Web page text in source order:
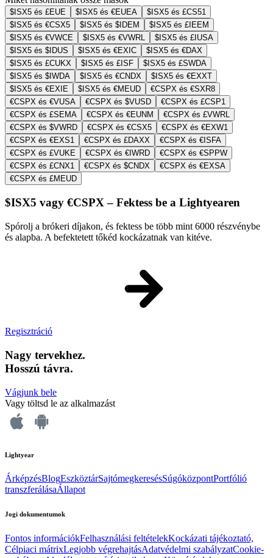
$ISX5 és £EUE $ISX5 és €EUEA
$ISX5 és £CS51
$ISX5 és €CSX5
$ISX5 és $IDEM
$ISX5 és £IEEM
$ISX5 és €VWCE
$ISX5 és €VWRL
$ISX5 és £IUSA
$ISX5 és $IDUS
$ISX5 és €EXIC
$ISX5 és €DAX
$ISX5 és £CUKX
$ISX5 és £ISF
$ISX5 és £SWDA
$ISX5 és $IWDA
$ISX5 és €CNDX
$ISX5 és €EXXT
$ISX5 és €EXIE
$ISX5 és €MEUD
€CSPX és €SXR8
€CSPX és €VUSA
€CSPX és $VUSD
€CSPX és £CSP1
€CSPX és £SEMA
€CSPX és €EUNM
€CSPX és £VWRL
€CSPX és $VWRD
€CSPX és €CSX5
€CSPX és €EXW1
€CSPX és €EXS1
€CSPX és £DAXX
€CSPX és €ISFA
€CSPX és £VUKE
€CSPX és €IWRD
€CSPX és €SPPW
€CSPX és £CNX1
€CSPX és $CNDX
€CSPX és €EXSA
€CSPX és £MEUD
$ISX5 vagy €CSPX – Fektess be a Lightyearen
Spórolj a brókeri díjakon, és fektess be több mint 6000 részvénybe
és alapba. A befektetett tőkéd kockázatnak van kitéve.
Regisztráció
Nagy tervekhez.
Hosszú távra.
Vágjunk bele
Vagy töltsd le az alkalmazást
Lightyear
ÁrképzésBlogEszköztárSajtómegkeresésSúgóközpontPortfólió
transzferálásaÁllapot
Jogi dokumentumok
Fontos információkFelhasználási feltételekKockázati tájékoztató,
Célpiaci mátrixLegjobb végrehajtásAdatvédelmi szabályzatCookie-